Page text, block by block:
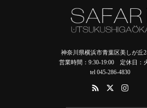
神奈川県横浜市青葉区美しが丘
営業時間：9:30-19:00 定休日：
tel 045-286-4830